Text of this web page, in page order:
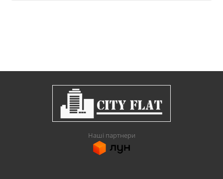
Наші партнери